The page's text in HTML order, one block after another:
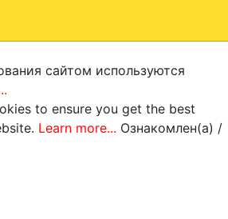
сайтом используются
to ensure you get the best
Learn more... Ознакомлен(а) /